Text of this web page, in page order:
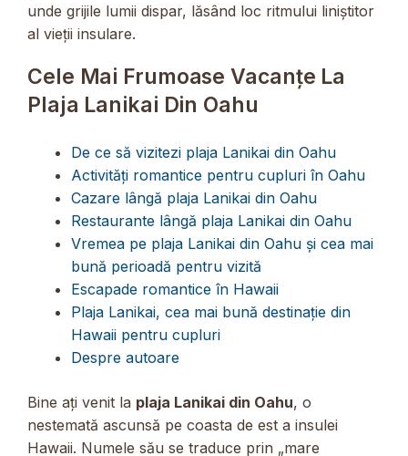
unde grijile lumii dispar, lăsând loc ritmului liniștitor
al vieții insulare.
Cele Mai Frumoase Vacanțe La
Plaja Lanikai Din Oahu
De ce să vizitezi plaja Lanikai din Oahu
Activități romantice pentru cupluri în Oahu
Cazare lângă plaja Lanikai din Oahu
Restaurante lângă plaja Lanikai din Oahu
Vremea pe plaja Lanikai din Oahu și cea mai
bună perioadă pentru vizită
Escapade romantice în Hawaii
Plaja Lanikai, cea mai bună destinație din
Hawaii pentru cupluri
Despre autoare
Bine ați venit la plaja Lanikai din Oahu, o
nestemată ascunsă pe coasta de est a insulei
Hawaii. Numele său se traduce prin „mare